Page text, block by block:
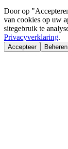
Door op
van cookies op uw
sitegebruik te
Privacyverklaring.
Accepteer Beheren